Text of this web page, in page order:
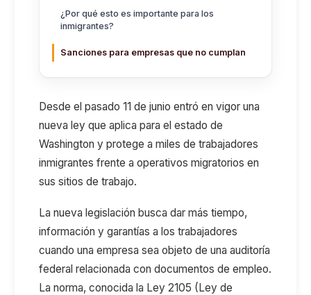
¿Por qué esto es importante para los
inmigrantes?
Sanciones para empresas que no cumplan
Desde el pasado 11 de junio entró en vigor una
nueva ley que aplica para el estado de
Washington y protege a miles de trabajadores
inmigrantes frente a operativos migratorios en
sus sitios de trabajo.
La nueva legislación busca dar más tiempo,
información y garantías a los trabajadores
cuando una empresa sea objeto de una auditoría
federal relacionada con documentos de empleo.
La norma, conocida la Ley 2105 (Ley de